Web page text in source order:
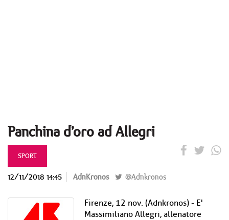
Panchina d’oro ad Allegri
SPORT
12/11/2018 14:45 AdnKronos @Adnkronos
Firenze, 12 nov. (Adnkronos) - E'
Massimiliano Allegri, allenatore